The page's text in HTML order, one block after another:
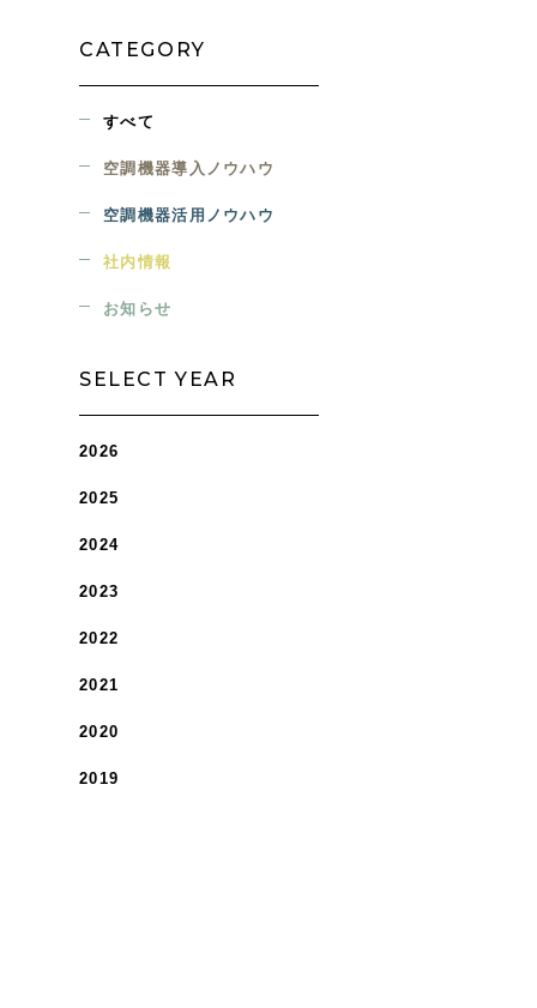
CATEGORY
すべて
空調機器導入ノウハウ
空調機器活用ノウハウ
社内情報
お知らせ
SELECT YEAR
2026
2025
2024
2023
2022
2021
2020
2019